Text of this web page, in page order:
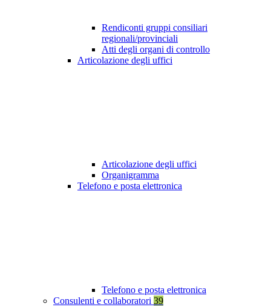
Rendiconti gruppi consiliari
regionali/provinciali
Atti degli organi di controllo
Articolazione degli uffici
Articolazione degli uffici
Organigramma
Telefono e posta elettronica
Telefono e posta elettronica
Consulenti e collaboratori 39